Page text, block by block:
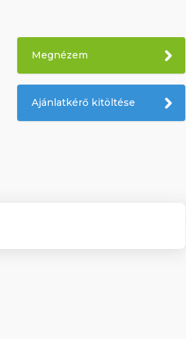
Megnézem
Ajánlatkérő kitöltése